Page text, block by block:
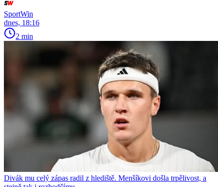
SportWin
dnes, 18:16
2 min
Divák mu celý zápas radil z hlediště. Menšíkovi došla trpělivost, a